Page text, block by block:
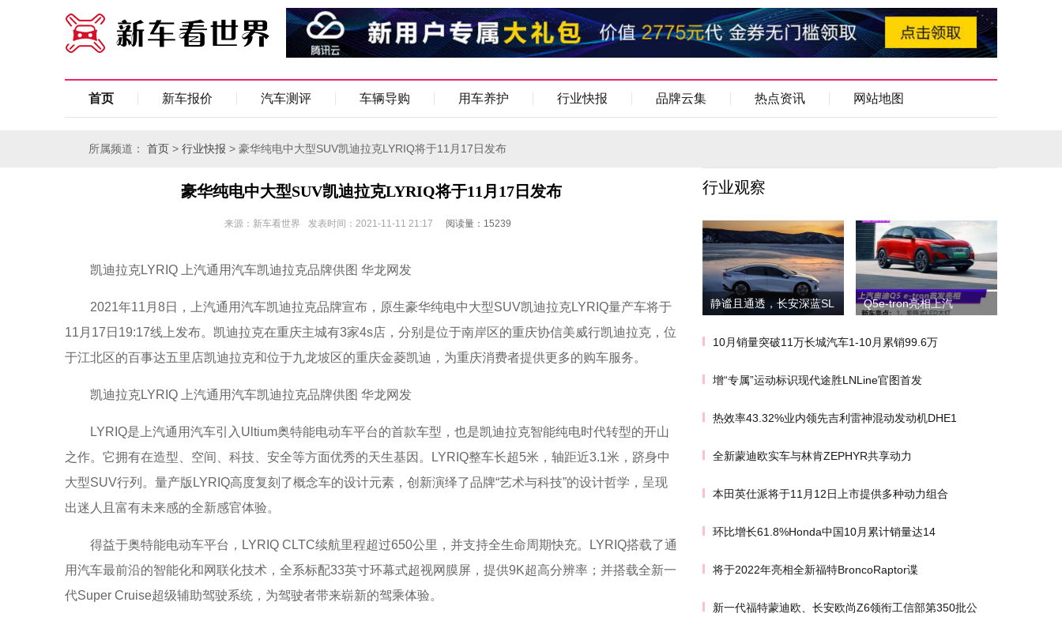
首页 新车报价 汽车测评 车辆导购 用车养护 行业快报 品牌云集 热点资讯 网站地图
所属频道： 首页 > 行业快报 > 豪华纯电中大型SUV凯迪拉克LYRIQ将于11月17日发布
豪华纯电中大型SUV凯迪拉克LYRIQ将于11月17日发布
来源：新车看世界 发表时间：2021-11-11 21:17 阅读量：15239
凯迪拉克LYRIQ 上汽通用汽车凯迪拉克品牌供图 华龙网发
2021年11月8日，上汽通用汽车凯迪拉克品牌宣布，原生豪华纯电中大型SUV凯迪拉克LYRIQ量产车将于
11月17日19:17线上发布。凯迪拉克在重庆主城有3家4s店，分别是位于南岸区的重庆协信美威行凯迪拉克，位
于江北区的百事达五里店凯迪拉克和位于九龙坡区的重庆金菱凯迪，为重庆消费者提供更多的购车服务。
凯迪拉克LYRIQ 上汽通用汽车凯迪拉克品牌供图 华龙网发
LYRIQ是上汽通用汽车引入Ultium奥特能电动车平台的首款车型，也是凯迪拉克智能纯电时代转型的开山
之作。它拥有在造型、空间、科技、安全等方面优秀的天生基因。LYRIQ整车长超5米，轴距近3.1米，跻身中
大型SUV行列。量产版LYRIQ高度复刻了概念车的设计元素，创新演绎了品牌“艺术与科技”的设计哲学，呈现
出迷人且富有未来感的全新感官体验。
得益于奥特能电动车平台，LYRIQ CLTC续航里程超过650公里，并支持全生命周期快充。LYRIQ搭载了通
用汽车最前沿的智能化和网联化技术，全系标配33英寸环幕式超视网膜屏，提供9K超高分辨率；并搭载全新一
代Super Cruise超级辅助驾驶系统，为驾驶者带来崭新的驾乘体验。
行业观察
静谧且通透，长安深蓝SL Q5e-tron亮相上汽
10月销量突破11万长城汽车1-10月累销99.6万
增“专属”运动标识现代途胜LNLine官图首发
热效率43.32%业内领先吉利雷神混动发动机DHE1
全新蒙迪欧实车与林肯ZEPHYR共享动力
本田英仕派将于11月12日上市提供多种动力组合
环比增长61.8%Honda中国10月累计销量达14
将于2022年亮相全新福特BroncoRaptor谍
新一代福特蒙迪欧、长安欧尚Z6领衔工信部第350批公